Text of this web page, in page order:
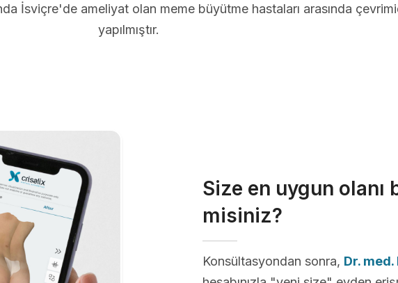
İsviçre'de ameliyat olan meme büyütme hastaları arasında
yapılmıştır.
Size en uygun olanı
misiniz?
Konsültasyondan sonra, Dr. med.